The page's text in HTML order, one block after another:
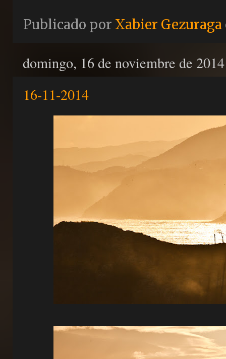
Publicado por Xabier Gezuraga
domingo, 16 de noviembre de 2014
16-11-2014